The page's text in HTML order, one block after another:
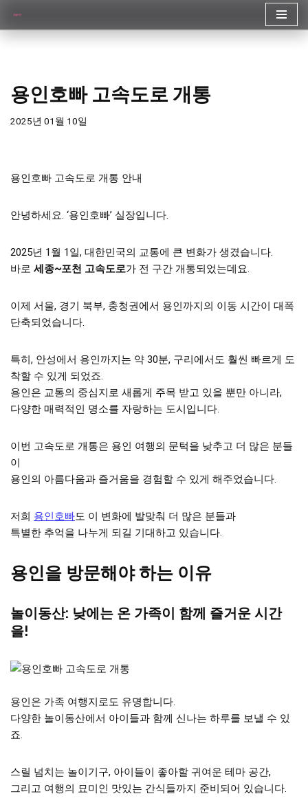
콘
로
건
너
용인호빠 고속도로 개통
2025년 01월 10일
용인호빠 고속도로 개통 안내
안녕하세요. ‘용인호빠’ 실장입니다.
2025년 1월 1일, 대한민국의 교통에 큰 변화가 생겼습니다.
바로 세종~포천 고속도로가 전 구간 개통되었는데요.
이제 서울, 경기 북부, 충청권에서 용인까지의 이동 시간이 대폭
단축되었습니다.
특히, 안성에서 용인까지는 약 30분, 구리에서도 훨씬 빠르게 도
착할 수 있게 되었죠.
용인은 교통의 중심지로 새롭게 주목 받고 있을 뿐만 아니라,
다양한 매력적인 명소를 자랑하는 도시입니다.
이번 고속도로 개통은 용인 여행의 문턱을 낮추고 더 많은 분들
이
용인의 아름다움과 즐거움을 경험할 수 있게 해주었습니다.
저희 용인호빠도 이 변화에 발맞춰 더 많은 분들과
특별한 추억을 나누게 되길 기대하고 있습니다.
용인을 방문해야 하는 이유
놀이동산: 낮에는 온 가족이 함께 즐거운 시간
을!
용인은 가족 여행지로도 유명합니다.
다양한 놀이동산에서 아이들과 함께 신나는 하루를 보낼 수 있
죠.
스릴 넘치는 놀이기구, 아이들이 좋아할 귀여운 테마 공간,
그리고 여행의 묘미인 맛있는 간식들까지 준비되어 있습니다.